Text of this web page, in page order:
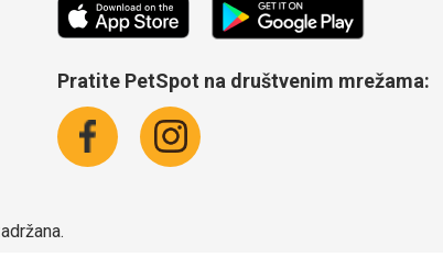
Pratite PetSpot na društvenim mrežama: